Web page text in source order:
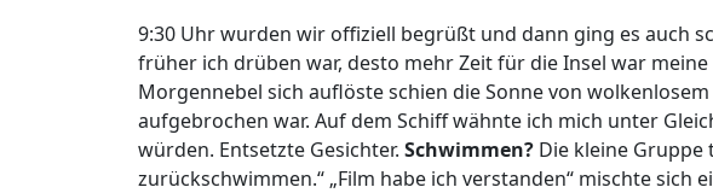
9:30 Uhr wurden wir offiziell begrüßt und dann ging es auch
früher ich drüben war, desto mehr Zeit für die Insel war
Morgennebel sich auflöste schien die Sonne von
aufgebrochen war. Auf dem Schiff wähnte ich mich unter
würden. Entsetzte Gesichter. Schwimmen? Die kleine Gruppe
zurückschwimmen.“ „Film habe ich verstanden“ mischte sich